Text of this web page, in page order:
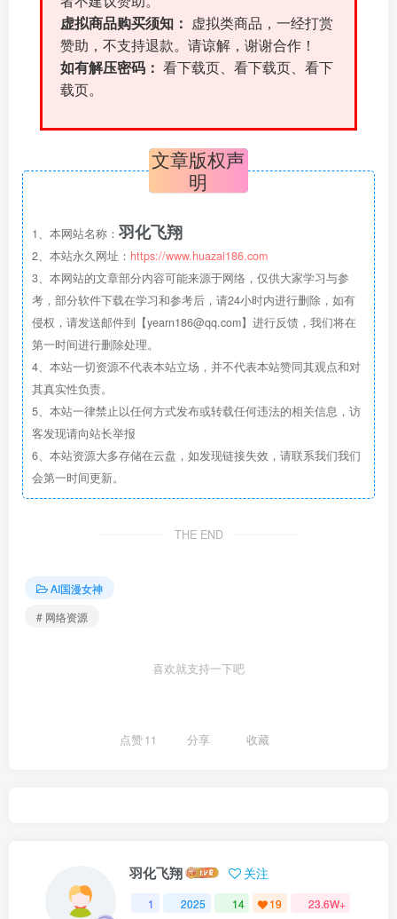
虚拟商品购买须知：
虚拟类商品，一经打赏
赞助，不支持退款。请谅解，谢谢合作！
如有解压密码： 看下载页、看下载页、看下
载页。
文章版权声
明
1、本网站名称： 羽化飞翔
2、本站永久网址： https://www.huazai186.com
3、本网站的文章部分内容可能来源于网络，仅供大家学习与参
考，部分软件下载在学习和参考后，请24小时内进行删除，如有
侵权，请发送邮件到【yearn186@qq.com】进行反馈，我们将在
第一时间进行删除处理。
4、本站一切资源不代表本站立场，并不代表本站赞同其观点和对
其真实性负责。
5、本站一律禁止以任何方式发布或转载任何违法的相关信息，访
客发现请向站长举报
6、本站资源大多存储在云盘，如发现链接失效，请联系我们我们
会第一时间更新。
THE END
AI国漫女神
# 网络资源
喜欢就支持一下吧
点赞11 分享 收藏
羽化飞翔 关注
1 2025 14 19 23.6W+